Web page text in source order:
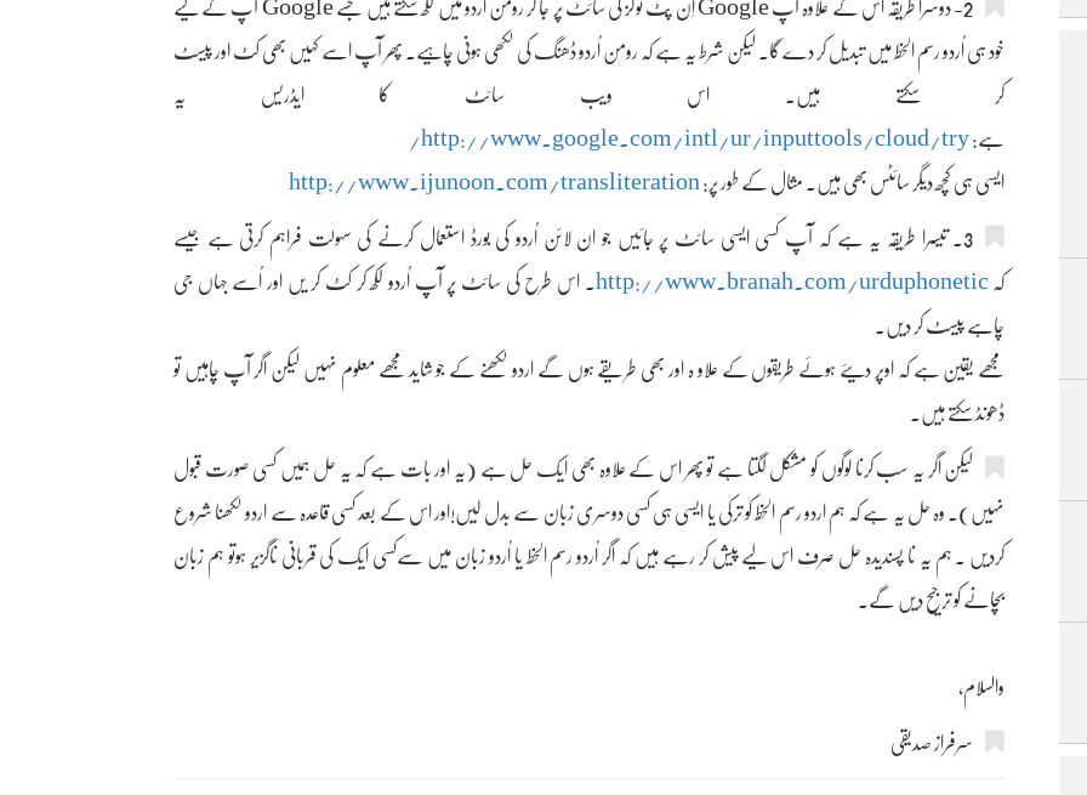
2- دوسرا طریقہ اس کے علاوہ آپ Google اِن پُٹ ٹولز کی سائٹ پر جا کر رومن اُردو میں لکھ سکتے ہیں جسے Google آپ کے لیے
خود ہی اُردو رسم الخط میں تبدیل کر دے گا۔ لیکن شرط یہ ہے کہ رومن اُردو ڈھنگ کی لکھی ہونی چاہیے۔ پھر آپ اسے کہیں بھی کٹ اور پیسٹ
کر سکتے ہیں۔ اس ویب سائٹ کا ایڈریس یہ
ہے: http://www.google.com/intl/ur/inputtools/cloud/try/
ایسی ہی کچھ دیگر سائٹس بھی ہیں۔ مثال کے طور پر: http://www.ijunoon.com/transliteration
3۔ تیسرا طریقہ یہ ہے کہ آپ کسی ایسی سائٹ پر جائیں جو ان لائن اُردو کی بورڈ استعمال کرنے کی سہولت فراہم کرتی ہے جیسے
کہ http://www.branah.com/urduphonetic ۔ اس طرح کی سائٹ پر آپ اُردو لکھ کر کٹ کر یں اور اُسے جہاں جی
چاہے پیسٹ کر دیں۔
مجھے یقین ہے کہ اوپر دیئے ہوئے طریقوں کے علاو ہ اور بھی طریقے ہوں گے اردو لکھنے کے جو شاید مجھے معلوم نہیں لیکن اگر آپ چاہیں تو
ڈھونڈ سکتے ہیں۔
لیکن اگر یہ سب کرنا لوگوں کو مشکل لگتا ہے تو پھر اس کے علاوہ بھی ایک حل ہے (یہ اور بات ہے کہ یہ حل ہمیں کسی صورت قبول
نہیں)۔ وہ حل یہ ہے کہ ہم اردو رسم الخط کو ترکی یا ایسی ہی کسی دوسری زبان سے بدل لیں!اور اس کے بعد کسی قاعدہ سے اردو لکھنا شروع
کردیں ۔ ہم یہ نا پسندیدہ حل صرف اس لیے پیش کر رہے ہیں کہ اگر اُردو رسم الخط یا اُردو زبان میں سےکسی ایک کی قربانی ناگزیر ہوتو ہم زبان
بچانے کو ترجیح دیں گے۔
والسلام،
سرفراز صدیقی